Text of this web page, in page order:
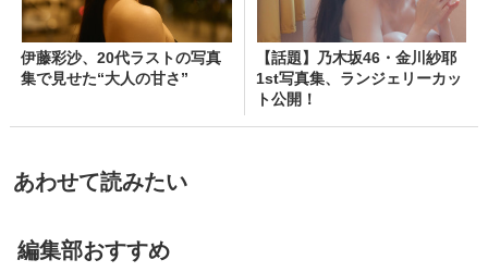
伊藤彩沙、20代ラストの写真
集で見せた“大人の甘さ”
【話題】乃木坂46・金川紗耶
1st写真集、ランジェリーカッ
ト公開！
あわせて読みたい
編集部おすすめ